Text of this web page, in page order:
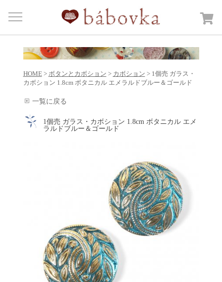
Menu
HOME
商品カテゴリーOpen submenu
カートを見る
bábovkaについて
HOME> ボタンとカボション > カボション > 1個売 ガラス・
カボション 1.8cm ボタニカル エメラルドブルー＆ゴールド
一覧に戻る
1個売 ガラス・カボション 1.8cm ボタニカル エメ
ラルドブルー＆ゴールド